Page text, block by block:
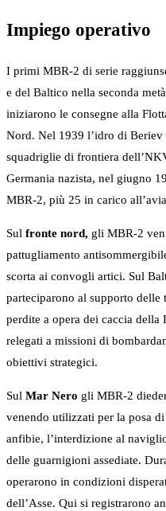
Impiego operativo
I primi MBR-2 di serie
e del Baltico nella seconda
iniziarono le consegne alla
Nord. Nel 1939 l’idro di Beriev
squadriglie di frontiera
Germania nazista, nel giugno
MBR-2, più 25 in carico
Sul fronte nord, gli MBR-2
pattugliamento
scorta ai convogli artici. Sul
parteciparono al supporto delle
perdite a opera dei caccia della
relegati a missioni di
obiettivi strategici.
Sul Mar Nero gli MBR-2
venendo utilizzati per la posa
anfibie, l’interdizione al
delle guarnigioni assediate.
operarono in condizioni
dell’Asse. Qui si registrarono